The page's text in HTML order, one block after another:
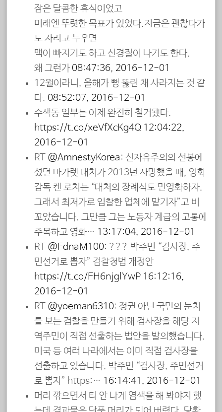
잠은 달콤한 휴식이었고
미래엔 뚜렷한 목표가 있었다.지금은 괜찮다가
도 자려고 누우면
맥이 빠지기도 하고 신경질이 나기도 한다.
왜 그런가 08:47:36, 2016-12-01
12월이라니, 올해가 뻥 뚫린 채 사라지는 것 같
다. 08:52:07, 2016-12-01
수색동 일부는 이제 완전히 철거됐다.
https://t.co/xeVfXcKg4Q 12:04:22,
2016-12-01
RT @AmnestyKorea: 신자유주의의 선봉에
섰던 마가렛 대처가 2013년 사망했을 때, 영화
감독 켄 로치는 “대처의 장례식도 민영화하자.
그래서 최저가로 입찰한 업체에 맡기자”고 비
꼬았습니다. 그만큼 그는 노동자 계급의 고통에
주목하고 영화… 13:17:04, 2016-12-01
RT @EdnaM100: ??? 박주민 “검사장, 주
민선거로 뽑자” 검찰청법 개정안
https://t.co/EH6njglYwP 16:12:16,
2016-12-01
RT @yoeman6310: 정권 아닌 국민의 눈치
를 보는 검찰을 만들기 위해 검사장을 해당 지
역주민이 직접 선출하는 법안을 발의했습니다.
미국 등 여러 나라에서는 이미 직접 검사장을
선출하고 있습니다. 박주민 “검사장, 주민선거
로 뽑자” https:… 16:14:41, 2016-12-01
머리 깎으면서 티 안 나게 염색을 해 봐야지 했